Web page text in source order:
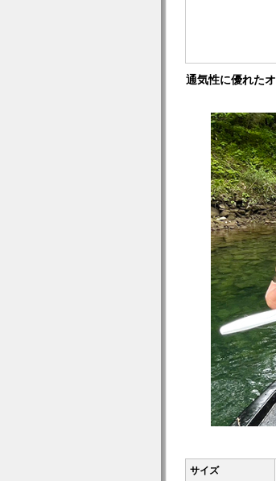
通気性に優れた
サイズ